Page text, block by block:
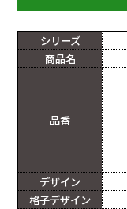
シリーズ
商品名
品番
デザイン
格子デザイン